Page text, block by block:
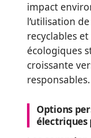
impact
l’utilisation
recyclables
écologiques
croissante
responsables.
Options